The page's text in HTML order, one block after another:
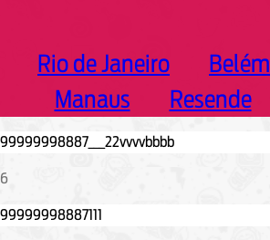
Rio de Janeiro Belém
Manaus
Resende
6